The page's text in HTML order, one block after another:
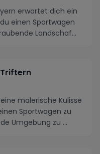
erwartet dich ein
einen Sportwagen
Landschaf...
malerische Kulisse
Sportwagen zu
Umgebung zu ...